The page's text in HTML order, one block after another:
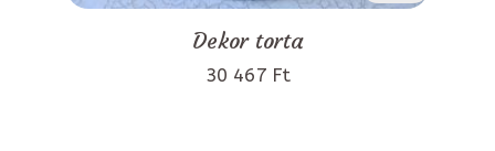
Dekor torta
30 467 Ft